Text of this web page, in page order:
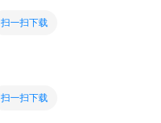
扫一扫下载
扫一扫下载